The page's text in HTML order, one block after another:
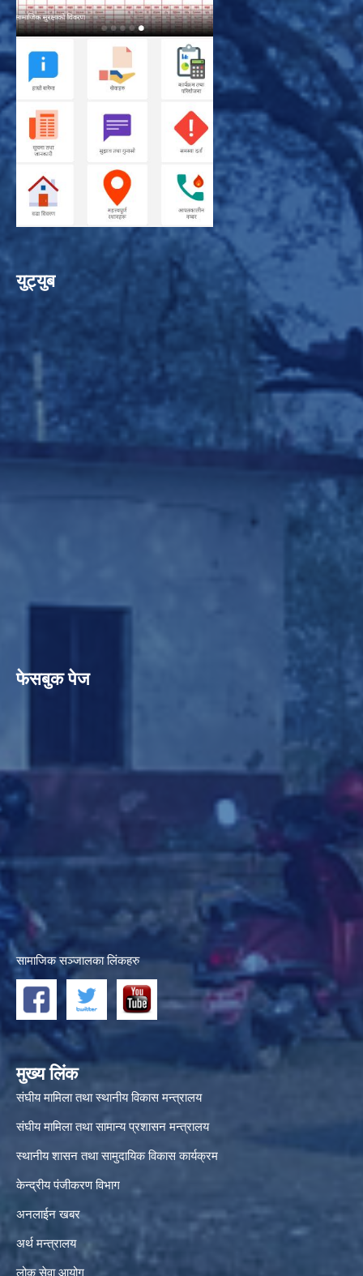
युट्युब
फेसबुक पेज
सामाजिक सञ्जालका लिंकहरु
मुख्य लिंक
संघीय मामिला तथा स्थानीय विकास मन्त्रालय
संघीय मामिला तथा सामान्य प्रशासन मन्त्रालय
स्थानीय शासन तथा सामुदायिक विकास कार्यक्रम
केन्द्रीय पंजीकरण विभाग
अनलाईन खबर
अर्थ मन्त्रालय
लोक सेवा आयोग